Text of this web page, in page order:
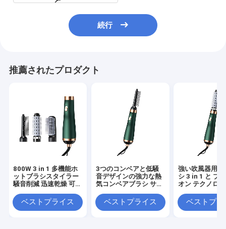
続行
推薦されたプロダクト
800W 3 in 1 多機能ホ
ットブラシスタイラー
騒音削減 迅速乾燥 可変
ベストプライス
3つのコンベアと低騒
音デザインの強力な熱
気コンベアブラシ サロ
ベストプライス
強い吹風器用
シ 3 in 1 と ブ
オン テクノロ
ベストプラ